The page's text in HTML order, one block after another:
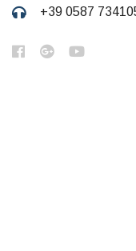
+39 0587